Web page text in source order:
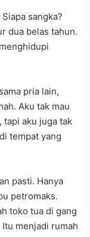
sangka?
dua belas tahun.
pria lain,
Aku tak mau
tapi aku juga tak
tempat yang
pasti. Hanya
petromaks.
toko tua di gang
menjadi rumah